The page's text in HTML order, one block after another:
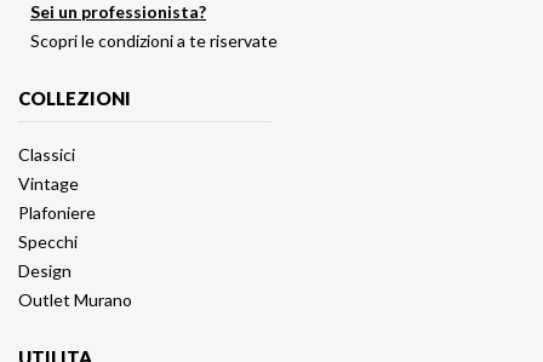
Sei un professionista?
Scopri le condizioni a te riservate
COLLEZIONI
Classici
Vintage
Plafoniere
Specchi
Design
Outlet Murano
UTILITA